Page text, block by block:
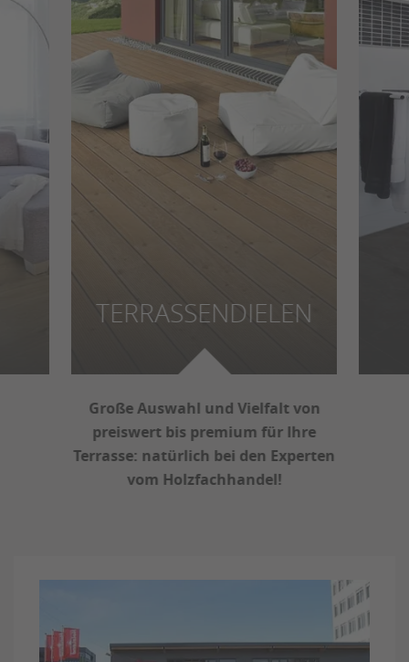
TERRASSENDIELEN
Große Auswahl und Vielfalt von
preiswert bis premium für Ihre
Terrasse: natürlich bei den Experten
vom Holzfachhandel!